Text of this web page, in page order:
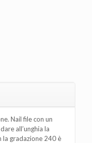
Nail file con un
all’unghia la
la gradazione 240 è